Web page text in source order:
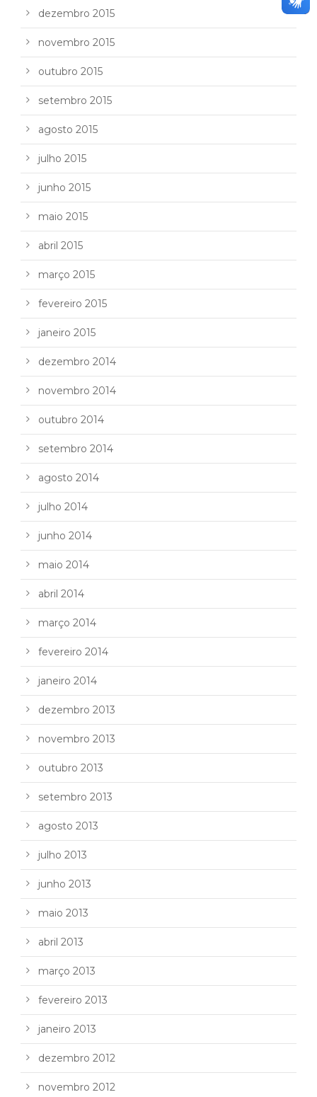
dezembro 2015
novembro 2015
outubro 2015
setembro 2015
agosto 2015
julho 2015
junho 2015
maio 2015
abril 2015
março 2015
fevereiro 2015
janeiro 2015
dezembro 2014
novembro 2014
outubro 2014
setembro 2014
agosto 2014
julho 2014
junho 2014
maio 2014
abril 2014
março 2014
fevereiro 2014
janeiro 2014
dezembro 2013
novembro 2013
outubro 2013
setembro 2013
agosto 2013
julho 2013
junho 2013
maio 2013
abril 2013
março 2013
fevereiro 2013
janeiro 2013
dezembro 2012
novembro 2012